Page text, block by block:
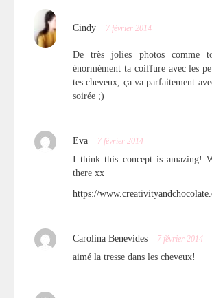
Cindy 7 février 2014
De très jolies photos comme
énormément ta coiffure avec les
tes cheveux, ça va parfaitement
soirée ;)
Eva 7 février 2014
I think this concept is amazing!
there xx
https://
Carolina Benevides 7 février 2014
aimé la tresse dans les cheveux!